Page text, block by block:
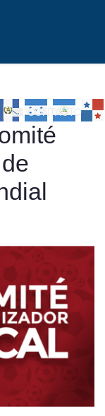
CONTACTO